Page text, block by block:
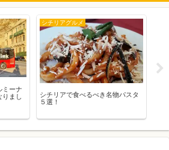
ミーナ
りまし
シチリアグルメ
シチリアで食べるべき名物パスタ
５選！